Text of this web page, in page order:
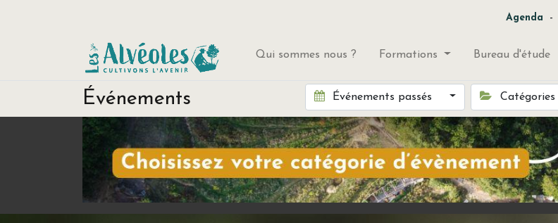
Agenda -
Qui sommes nous ? Formations Bureau d'étude
Événements Événements passés Catégories